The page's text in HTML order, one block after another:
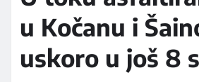
u Kočanu i
uskoro u još 8